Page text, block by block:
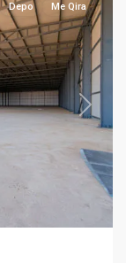
Next
Depo Me Qira